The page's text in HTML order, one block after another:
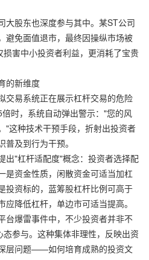
大股东也深度参与其中。某ST公司
避免面值退市，最终因操纵市场被
害中小投资者利益，更消耗了宝贵
的新维度
交易系统正在展示杠杆交易的危险
时，系统自动弹出警示："您的风
"这种技术干预手段，折射出投资者
及到行为干预。
出"杠杆适配度"概念：投资者选择配
是资金性质，闲散资金可适当加杠
投资标的，蓝筹股杠杆比例可高于
降低杠杆，单边市可适当提高。
台爆雷事件中，不少投资者并非不
参与。这种集体非理性，反映出资
层问题——如何培育成熟的投资文